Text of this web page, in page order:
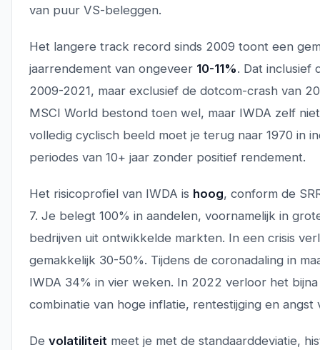
van puur VS-beleggen.
Het langere track record sinds 2009 toont een
jaarrendement van ongeveer 10-11%. Dat inclusief
2009-2021, maar exclusief de dotcom-crash van
MSCI World bestond toen wel, maar IWDA zelf
volledig cyclisch beeld moet je terug naar 1970 in
periodes van 10+ jaar zonder positief rendement.
Het risicoprofiel van IWDA is hoog, conform de
7. Je belegt 100% in aandelen, voornamelijk in
bedrijven uit ontwikkelde markten. In een crisis
gemakkelijk 30-50%. Tijdens de coronadaling in
IWDA 34% in vier weken. In 2022 verloor het
combinatie van hoge inflatie, rentestijging en angst
De volatiliteit meet je met de standaarddeviatie,